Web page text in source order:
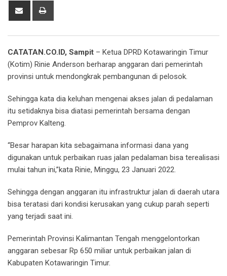
Share
CATATAN.CO.ID, Sampit – Ketua DPRD Kotawaringin Timur
(Kotim) Rinie Anderson berharap anggaran dari pemerintah
provinsi untuk mendongkrak pembangunan di pelosok.
Sehingga kata dia keluhan mengenai akses jalan di pedalaman
itu setidaknya bisa diatasi pemerintah bersama dengan
Pemprov Kalteng.
“Besar harapan kita sebagaimana informasi dana yang
digunakan untuk perbaikan ruas jalan pedalaman bisa terealisasi
mulai tahun ini,”kata Rinie, Minggu, 23 Januari 2022.
Sehingga dengan anggaran itu infrastruktur jalan di daerah utara
bisa teratasi dari kondisi kerusakan yang cukup parah seperti
yang terjadi saat ini.
Pemerintah Provinsi Kalimantan Tengah menggelontorkan
anggaran sebesar Rp 650 miliar untuk perbaikan jalan di
Kabupaten Kotawaringin Timur.